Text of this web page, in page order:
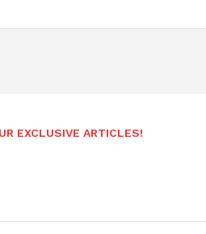
EXCLUSIVE ARTICLES!